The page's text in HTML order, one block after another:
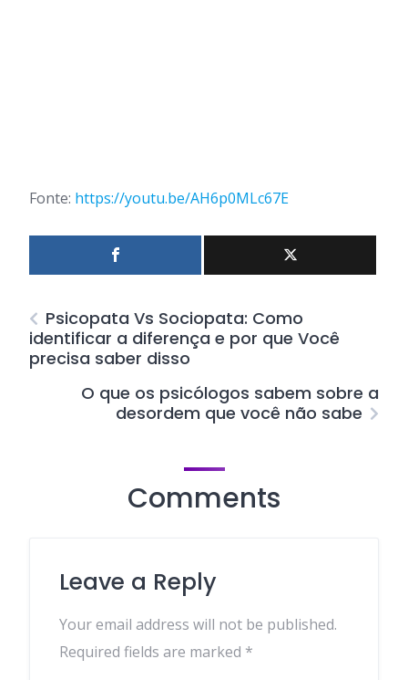
Fonte: https://youtu.be/AH6p0MLc67E
Psicopata Vs Sociopata: Como
identificar a diferença e por que Você
precisa saber disso
O que os psicólogos sabem sobre a
desordem que você não sabe
Comments
Leave a Reply
Your email address will not be published.
Required fields are marked *